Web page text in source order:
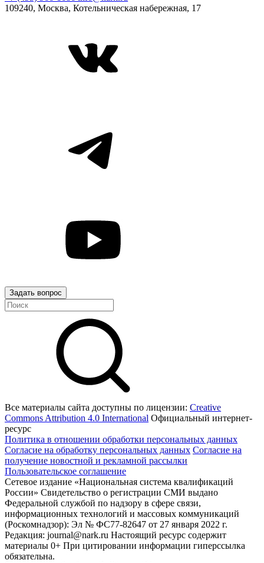
109240, Москва, Котельническая набережная, 17
Задать вопрос
Все материалы сайта доступны по лицензии: Creative
Commons Attribution 4.0 International Официальный интернет-
ресурс
Политика в отношении обработки персональных данных
Согласие на обработку персональных данных Согласие на
получение новостной и рекламной рассылки
Пользовательское соглашение
Сетевое издание «Национальная система квалификаций
России» Свидетельство о регистрации СМИ выдано
Федеральной службой по надзору в сфере связи,
информационных технологий и массовых коммуникаций
(Роскомнадзор): Эл № ФС77-82647 от 27 января 2022 г.
Редакция: journal@nark.ru Настоящий ресурс содержит
материалы 0+ При цитировании информации гиперссылка
обязательна.